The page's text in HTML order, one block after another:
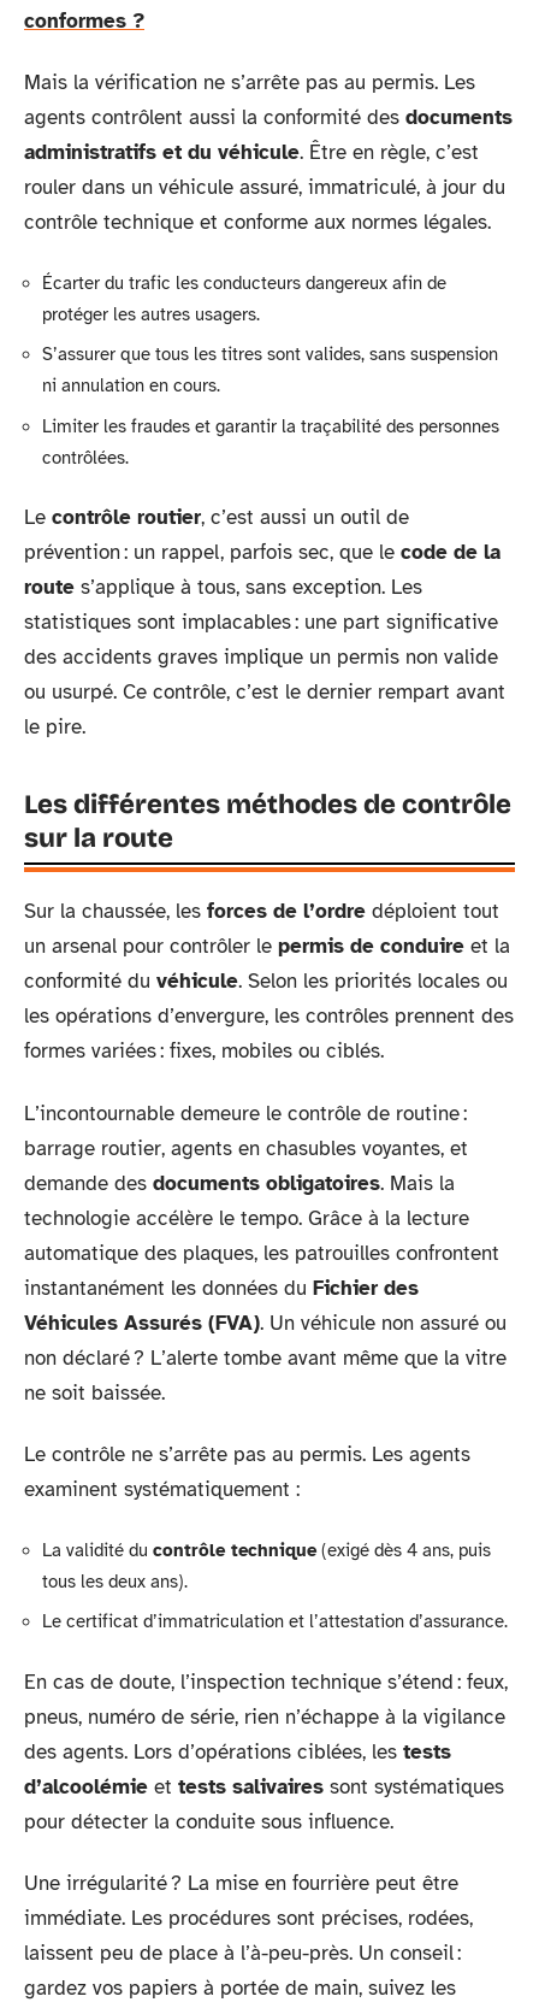
conformes ?
Mais la vérification ne s’arrête pas au permis. Les
agents contrôlent aussi la conformité des documents
administratifs et du véhicule. Être en règle, c’est
rouler dans un véhicule assuré, immatriculé, à jour du
contrôle technique et conforme aux normes légales.
Écarter du trafic les conducteurs dangereux afin de
protéger les autres usagers.
S’assurer que tous les titres sont valides, sans suspension
ni annulation en cours.
Limiter les fraudes et garantir la traçabilité des personnes
contrôlées.
Le contrôle routier, c’est aussi un outil de
prévention : un rappel, parfois sec, que le code de la
route s’applique à tous, sans exception. Les
statistiques sont implacables : une part significative
des accidents graves implique un permis non valide
ou usurpé. Ce contrôle, c’est le dernier rempart avant
le pire.
Les différentes méthodes de contrôle
sur la route
Sur la chaussée, les forces de l’ordre déploient tout
un arsenal pour contrôler le permis de conduire et la
conformité du véhicule. Selon les priorités locales ou
les opérations d’envergure, les contrôles prennent des
formes variées : fixes, mobiles ou ciblés.
L’incontournable demeure le contrôle de routine :
barrage routier, agents en chasubles voyantes, et
demande des documents obligatoires. Mais la
technologie accélère le tempo. Grâce à la lecture
automatique des plaques, les patrouilles confrontent
instantanément les données du Fichier des
Véhicules Assurés (FVA). Un véhicule non assuré ou
non déclaré ? L’alerte tombe avant même que la vitre
ne soit baissée.
Le contrôle ne s’arrête pas au permis. Les agents
examinent systématiquement :
La validité du contrôle technique(exigé dès 4 ans, puis
tous les deux ans).
Le certificat d’immatriculation et l’attestation d’assurance.
En cas de doute, l’inspection technique s’étend : feux,
pneus, numéro de série, rien n’échappe à la vigilance
des agents. Lors d’opérations ciblées, les tests
d’alcoolémie et tests salivaires sont systématiques
pour détecter la conduite sous influence.
Une irrégularité ? La mise en fourrière peut être
immédiate. Les procédures sont précises, rodées,
laissent peu de place à l’à-peu-près. Un conseil :
gardez vos papiers à portée de main, suivez les